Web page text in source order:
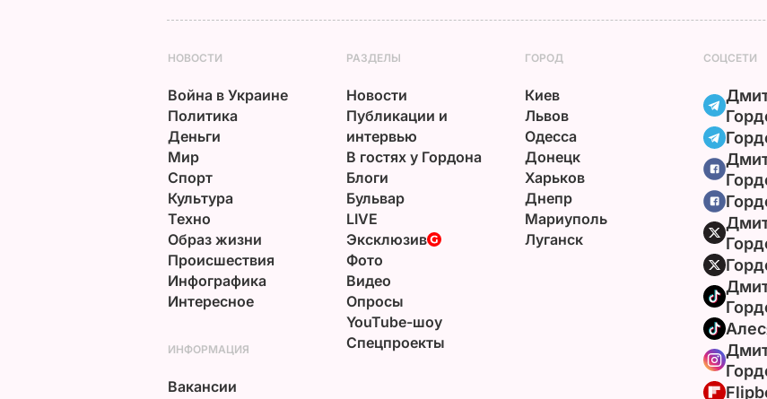
НОВОСТИ
Война в Украине
Политика
Деньги
Мир
Спорт
Культура
Техно
Образ жизни
Происшествия
Инфографика
Интересное
РАЗДЕЛЫ
Новости
Публикации и
интервью
В гостях у Гордона
Блоги
Бульвар
LIVE
Эксклюзив
Фото
Видео
Опросы
YouTube-шоу
Спецпроекты
ГОРОД
Киев
Львов
Одесса
Донецк
Харьков
Днепр
Мариуполь
Луганск
СОЦСЕТИ
ИНФОРМАЦИЯ
Вакансии